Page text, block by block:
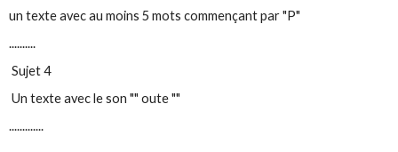
un texte avec au moins 5 mots commençant par "P"
..........
Sujet 4
Un texte avec le son "" oute ""
.............